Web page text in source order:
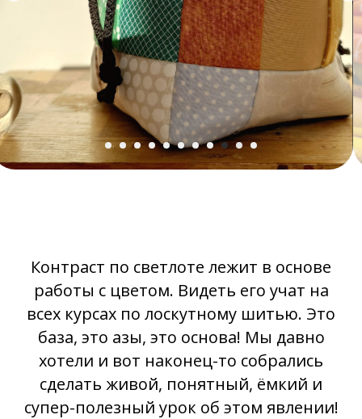
Контраст по светлоте лежит в основе
работы с цветом. Видеть его учат на
всех курсах по лоскутному шитью. Это
база, это азы, это основа! Мы давно
хотели и вот наконец-то собрались
сделать живой, понятный, ёмкий и
супер-полезный урок об этом явлении!